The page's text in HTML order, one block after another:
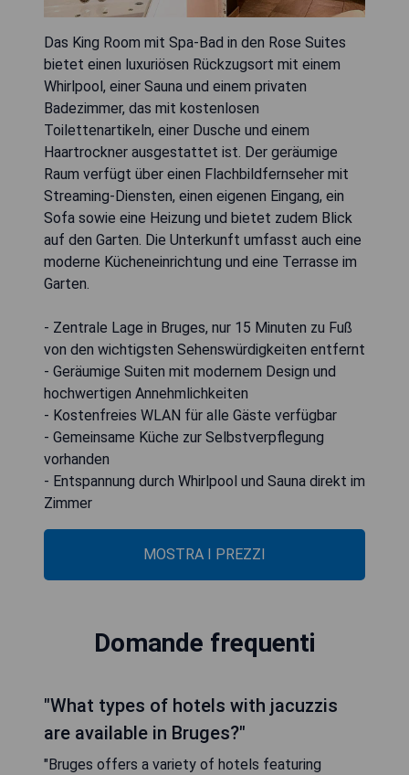
Das King Room mit Spa-Bad in den Rose Suites
bietet einen luxuriösen Rückzugsort mit einem
Whirlpool, einer Sauna und einem privaten
Badezimmer, das mit kostenlosen
Toilettenartikeln, einer Dusche und einem
Haartrockner ausgestattet ist. Der geräumige
Raum verfügt über einen Flachbildfernseher mit
Streaming-Diensten, einen eigenen Eingang, ein
Sofa sowie eine Heizung und bietet zudem Blick
auf den Garten. Die Unterkunft umfasst auch eine
moderne Kücheneinrichtung und eine Terrasse im
Garten.
- Zentrale Lage in Bruges, nur 15 Minuten zu Fuß
von den wichtigsten Sehenswürdigkeiten entfernt
- Geräumige Suiten mit modernem Design und
hochwertigen Annehmlichkeiten
- Kostenfreies WLAN für alle Gäste verfügbar
- Gemeinsame Küche zur Selbstverpflegung
vorhanden
- Entspannung durch Whirlpool und Sauna direkt im
Zimmer
MOSTRA I PREZZI
Domande frequenti
"What types of hotels with jacuzzis
are available in Bruges?"
"Bruges offers a variety of hotels featuring